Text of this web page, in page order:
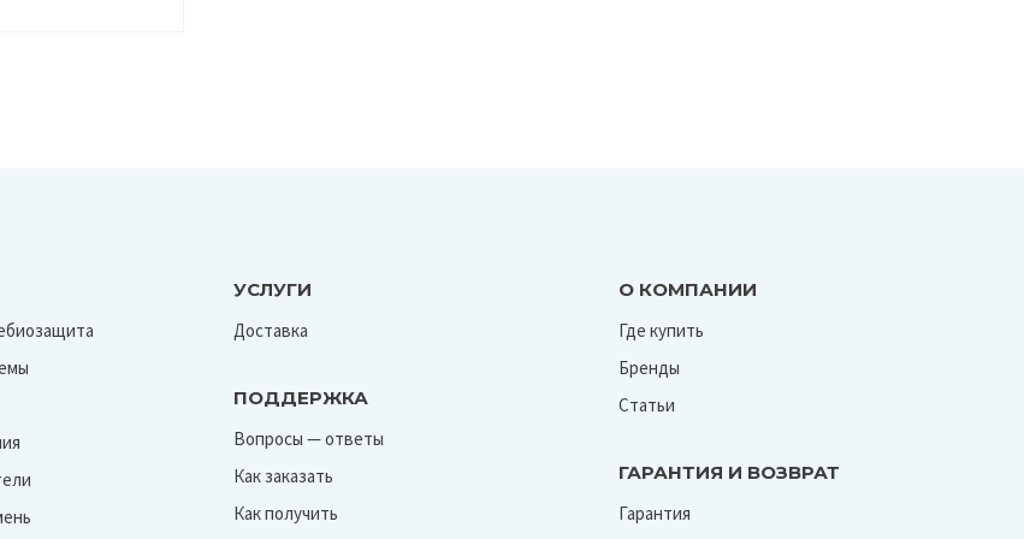
УСЛУГИ
Доставка
ПОДДЕРЖКА
Вопросы — ответы
Как заказать
Как получить
О КОМПАНИИ
Где купить
Бренды
Статьи
ГАРАНТИЯ И ВОЗВРАТ
Гарантия